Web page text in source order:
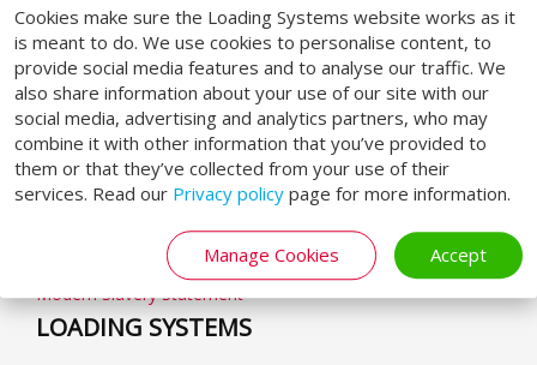
Cookies make sure the Loading Systems website works as it
is meant to do. We use cookies to personalise content, to
provide social media features and to analyse our traffic. We
also share information about your use of our site with our
social media, advertising and analytics partners, who may
combine it with other information that you’ve provided to
them or that they’ve collected from your use of their
services. Read our Privacy policy page for more information.
Manage Cookies Accept
GENERAL
Conditions Générales
Politique de confidentialité
Déclaration de cookie
Modern Slavery Statement
LOADING SYSTEMS